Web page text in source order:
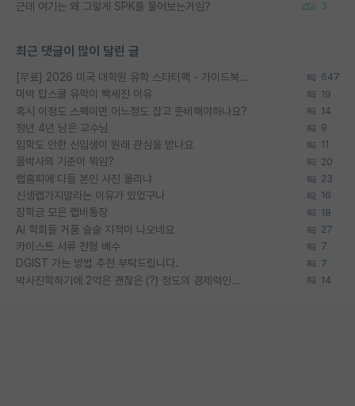
근데 여기는 왜 그렇게 SPK를 물어보는거임? 3
최근 댓글이 많이 달린 글
[무료] 2026 미국 대학원 유학 스타터팩 - 가이드북 & 합격자 컨택메일 템플릿 647
미박 탑스쿨 유학이 빡세진 이유 19
혹시 이정도 스펙이면 어느정도 잡고 준비해야하나요? 14
정년 4년 남은 교수님 9
입학도 안한 신입생이 원래 관심을 받나요 11
물박사의 기준이 뭐임? 20
랩홈피에 다들 본인 사진 올리냐 23
신생랩가지말라는 이유가 있었구나 16
장학금 모은 랩비통장 18
AI 학회들 거품 슬슬 지적이 나오네요 27
카이스트 서류 전형 배수 7
DGIST 가는 방법 추천 부탁드립니다. 7
박사진학하기에 2억은 괜찮은 (?) 정도의 경제력인가요 14